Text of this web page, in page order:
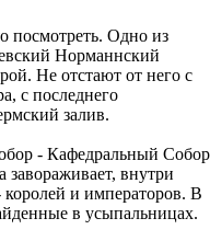
посмотреть. Одно из
Норманнский
Не отстают от него с
с последнего
залив.
- Кафедральный Собор
завораживает, внутри
и императоров. В
в усыпальницах.